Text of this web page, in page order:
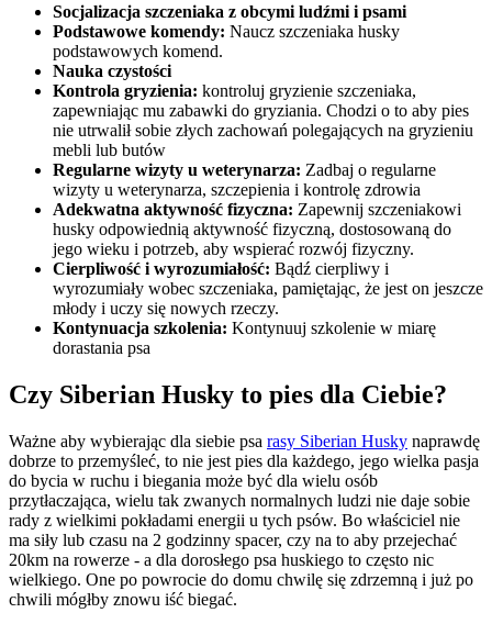
Socjalizacja szczeniaka z obcymi ludźmi i psami
Podstawowe komendy: Naucz szczeniaka husky
podstawowych komend.
Nauka czystości
Kontrola gryzienia: kontroluj gryzienie szczeniaka,
zapewniając mu zabawki do gryziania. Chodzi o to aby pies
nie utrwalił sobie złych zachowań polegających na gryzieniu
mebli lub butów
Regularne wizyty u weterynarza: Zadbaj o regularne
wizyty u weterynarza, szczepienia i kontrolę zdrowia
Adekwatna aktywność fizyczna: Zapewnij szczeniakowi
husky odpowiednią aktywność fizyczną, dostosowaną do
jego wieku i potrzeb, aby wspierać rozwój fizyczny.
Cierpliwość i wyrozumiałość: Bądź cierpliwy i
wyrozumiały wobec szczeniaka, pamiętając, że jest on jeszcze
młody i uczy się nowych rzeczy.
Kontynuacja szkolenia: Kontynuuj szkolenie w miarę
dorastania psa
Czy Siberian Husky to pies dla Ciebie?
Ważne aby wybierając dla siebie psa rasy Siberian Husky naprawdę
dobrze to przemyśleć, to nie jest pies dla każdego, jego wielka pasja
do bycia w ruchu i biegania może być dla wielu osób
przytłaczająca, wielu tak zwanych normalnych ludzi nie daje sobie
rady z wielkimi pokładami energii u tych psów. Bo właściciel nie
ma siły lub czasu na 2 godzinny spacer, czy na to aby przejechać
20km na rowerze - a dla dorosłego psa huskiego to często nic
wielkiego. One po powrocie do domu chwilę się zdrzemną i już po
chwili mógłby znowu iść biegać.